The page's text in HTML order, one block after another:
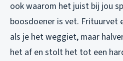
ook waarom het juist bij jou
boosdoener is vet. Frituurvet
als je het weggiet, maar
het af en stolt het tot een